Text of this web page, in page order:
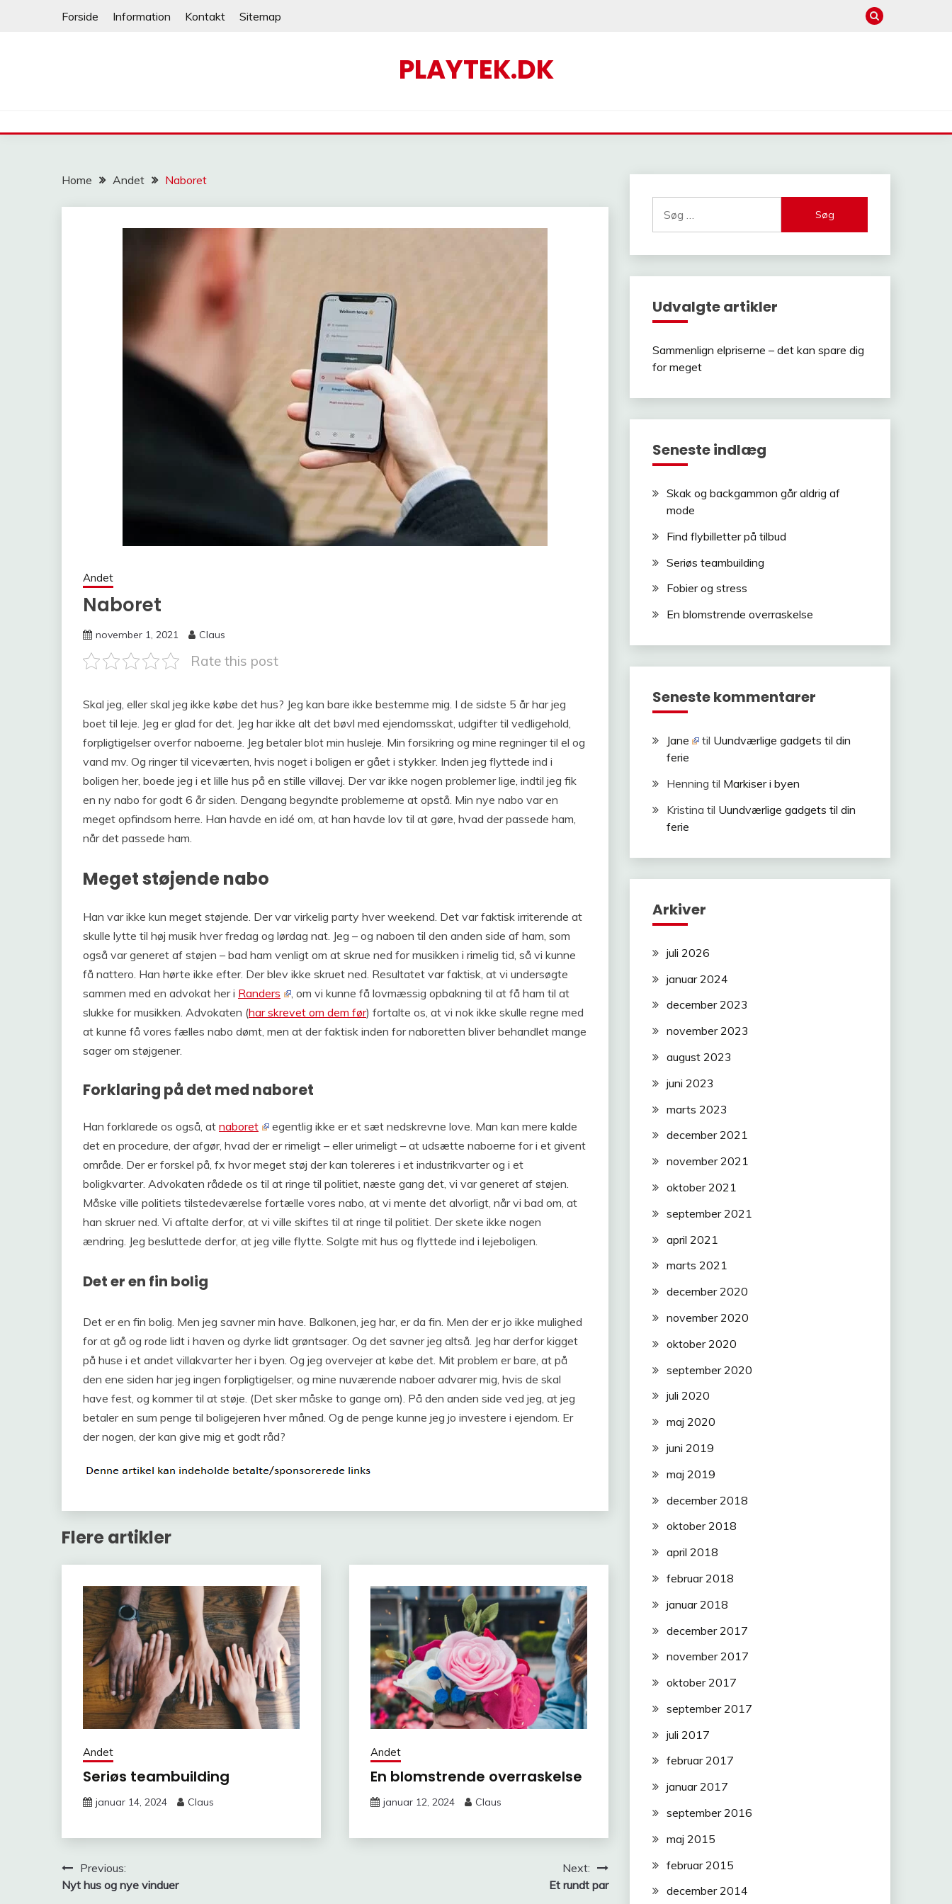
Forside Information Kontakt Sitemap
PLAYTEK.DK
Home Andet Naboret
Andet
Naboret
november 1, 2021 Claus
Rate this post
Skal jeg, eller skal jeg ikke købe det hus? Jeg kan bare ikke bestemme mig. I de sidste 5 år har jeg
boet til leje. Jeg er glad for det. Jeg har ikke alt det bøvl med ejendomsskat, udgifter til vedligehold,
forpligtigelser overfor naboerne. Jeg betaler blot min husleje. Min forsikring og mine regninger til el og
vand mv. Og ringer til viceværten, hvis noget i boligen er gået i stykker. Inden jeg flyttede ind i
boligen her, boede jeg i et lille hus på en stille villavej. Der var ikke nogen problemer lige, indtil jeg fik
en ny nabo for godt 6 år siden. Dengang begyndte problemerne at opstå. Min nye nabo var en
meget opfindsom herre. Han havde en idé om, at han havde lov til at gøre, hvad der passede ham,
når det passede ham.
Meget støjende nabo
Han var ikke kun meget støjende. Der var virkelig party hver weekend. Det var faktisk irriterende at
skulle lytte til høj musik hver fredag og lørdag nat. Jeg – og naboen til den anden side af ham, som
også var generet af støjen – bad ham venligt om at skrue ned for musikken i rimelig tid, så vi kunne
få nattero. Han hørte ikke efter. Der blev ikke skruet ned. Resultatet var faktisk, at vi undersøgte
sammen med en advokat her i Randers
, om vi kunne få lovmæssig opbakning til at få ham til at
slukke for musikken. Advokaten (har skrevet om dem før) fortalte os, at vi nok ikke skulle regne med
at kunne få vores fælles nabo dømt, men at der faktisk inden for naboretten bliver behandlet mange
sager om støjgener.
Forklaring på det med naboret
Han forklarede os også, at naboret
egentlig ikke er et sæt nedskrevne love. Man kan mere kalde
det en procedure, der afgør, hvad der er rimeligt – eller urimeligt – at udsætte naboerne for i et givent
område. Der er forskel på, fx hvor meget støj der kan tolereres i et industrikvarter og i et
boligkvarter. Advokaten rådede os til at ringe til politiet, næste gang det, vi var generet af støjen.
Måske ville politiets tilstedeværelse fortælle vores nabo, at vi mente det alvorligt, når vi bad om, at
han skruer ned. Vi aftalte derfor, at vi ville skiftes til at ringe til politiet. Der skete ikke nogen
ændring. Jeg besluttede derfor, at jeg ville flytte. Solgte mit hus og flyttede ind i lejeboligen.
Det er en fin bolig
Det er en fin bolig. Men jeg savner min have. Balkonen, jeg har, er da fin. Men der er jo ikke mulighed
for at gå og rode lidt i haven og dyrke lidt grøntsager. Og det savner jeg altså. Jeg har derfor kigget
på huse i et andet villakvarter her i byen. Og jeg overvejer at købe det. Mit problem er bare, at på
den ene siden har jeg ingen forpligtigelser, og mine nuværende naboer advarer mig, hvis de skal
have fest, og kommer til at støje. (Det sker måske to gange om). På den anden side ved jeg, at jeg
betaler en sum penge til boligejeren hver måned. Og de penge kunne jeg jo investere i ejendom. Er
der nogen, der kan give mig et godt råd?
Flere artikler
Andet
Seriøs teambuilding
januar 14, 2024 Claus
Andet
En blomstrende overraskelse
januar 12, 2024 Claus
Indlægsnavigation
Previous:
Nyt hus og nye vinduer
Next:
Et rundt par
efter:
Udvalgte artikler
Sammenlign elpriserne – det kan spare dig
for meget
Seneste indlæg
Skak og backgammon går aldrig af
mode
Find flybilletter på tilbud
Seriøs teambuilding
Fobier og stress
En blomstrende overraskelse
Seneste kommentarer
Jane til Uundværlige gadgets til din
ferie
Henning til Markiser i byen
Kristina til Uundværlige gadgets til din
ferie
Arkiver
juli 2026
januar 2024
december 2023
november 2023
august 2023
juni 2023
marts 2023
december 2021
november 2021
oktober 2021
september 2021
april 2021
marts 2021
december 2020
november 2020
oktober 2020
september 2020
juli 2020
maj 2020
juni 2019
maj 2019
december 2018
oktober 2018
april 2018
februar 2018
januar 2018
december 2017
november 2017
oktober 2017
september 2017
juli 2017
februar 2017
januar 2017
september 2016
maj 2015
februar 2015
december 2014